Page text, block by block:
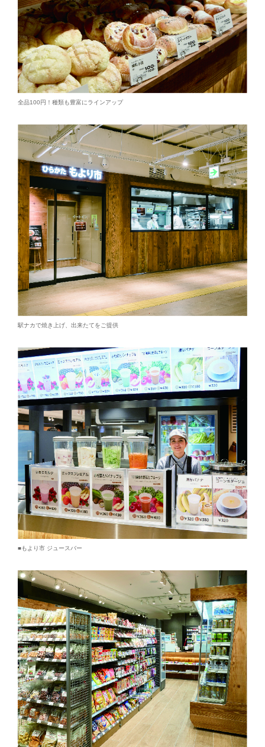
全品100円！種類も豊富にラインアップ
駅ナカで焼き上げ、出来たてをご提供
■もより市 ジュースバー